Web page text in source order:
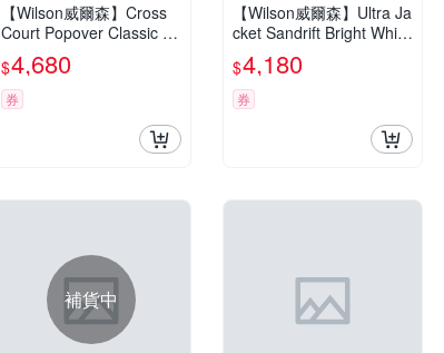
【Wilson威爾森】Cross
Court Popover Classic N
avy / Sandrift 女款 服飾
外套 海軍藍 WE00244U0
01001
$4,680
券
【Wilson威爾森】Ultra Ja
cket Sandrift Bright White
女款 服飾 外套 白色 WE0
0061W002001
$4,180
券
補貨中